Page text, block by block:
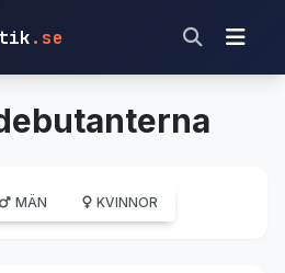
.se
MÄN KVINNOR